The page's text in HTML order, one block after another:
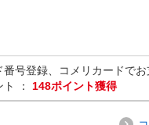
番号登録、コメリカードで
： 148ポイント獲得